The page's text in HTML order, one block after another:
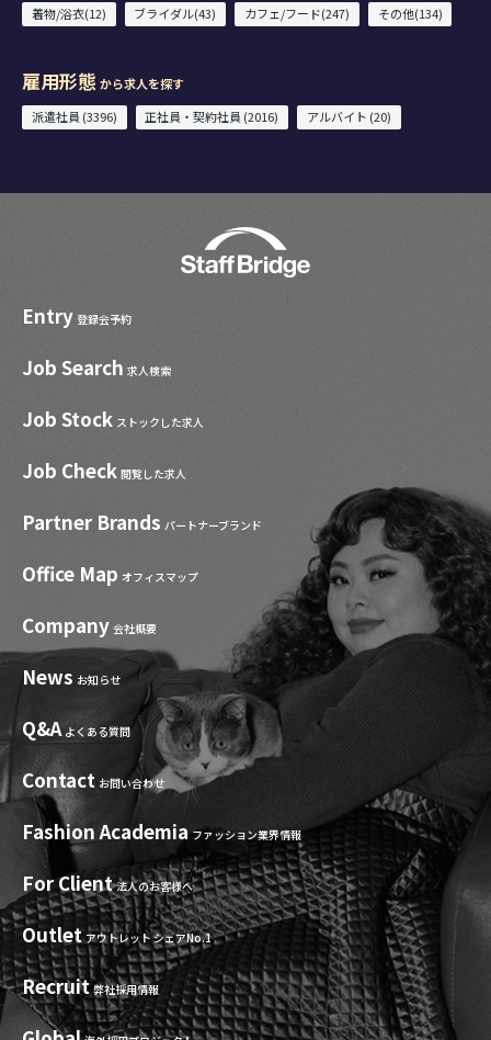
着物/浴衣(12)
ブライダル(43) カフェ/フード(247) その他(134)
雇用形態 から求人を探す
派遣社員 (3396)
正社員・契約社員 (2016) アルバイト (20)
Entry 登録会予約
Job Search 求人検索
Job Stock ストックした求人
Job Check 閲覧した求人
Partner Brands パートナーブランド
Office Map オフィスマップ
Company 会社概要
News お知らせ
Q&A よくある質問
Contact お問い合わせ
Fashion Academia ファッション業界情報
For Client 法人のお客様へ
Outlet アウトレット シェアNo.1
Recruit 弊社採用情報